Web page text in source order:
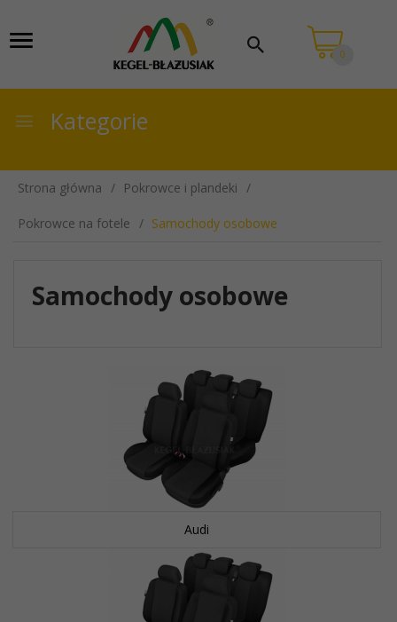
0
Kategorie
Strona główna Pokrowce i plandeki
Pokrowce na fotele Samochody osobowe
Samochody osobowe
Audi